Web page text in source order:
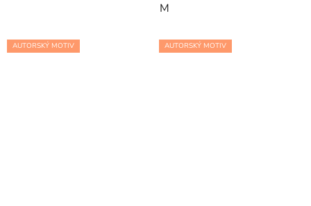
M
AUTORSKÝ MOTIV AUTORSKÝ MOTIV